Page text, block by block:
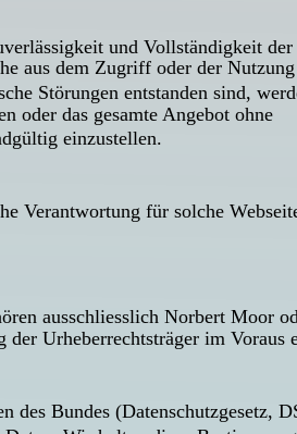
und Vollständigkeit der
aus dem Zugriff oder der Nutzung
Störungen entstanden sind,
oder das gesamte Angebot ohne
einzustellen.
Verantwortung für solche
ausschliesslich Norbert Moor
Urheberrechtsträger im Voraus
des Bundes (Datenschutzgesetz,